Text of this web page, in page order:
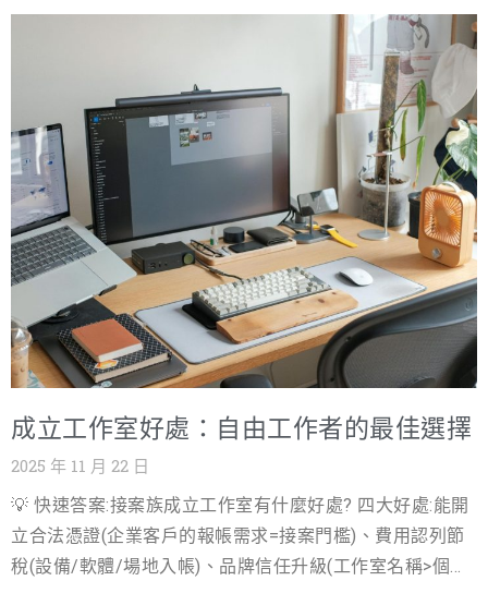
成立工作室好處：自由工作者的最佳選擇
2025 年 11 月 22 日
💡 快速答案:接案族成立工作室有什麼好處? 四大好處:能開
立合法憑證(企業客戶的報帳需求=接案門檻)、費用認列節
稅(設備/軟體/場地入帳)、品牌信任升級(工作室名稱>個人